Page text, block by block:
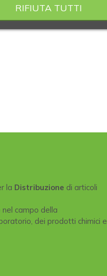
la Distribuzione di articoli
campo della
dei prodotti chimici e
RIFIUTA TUTTI